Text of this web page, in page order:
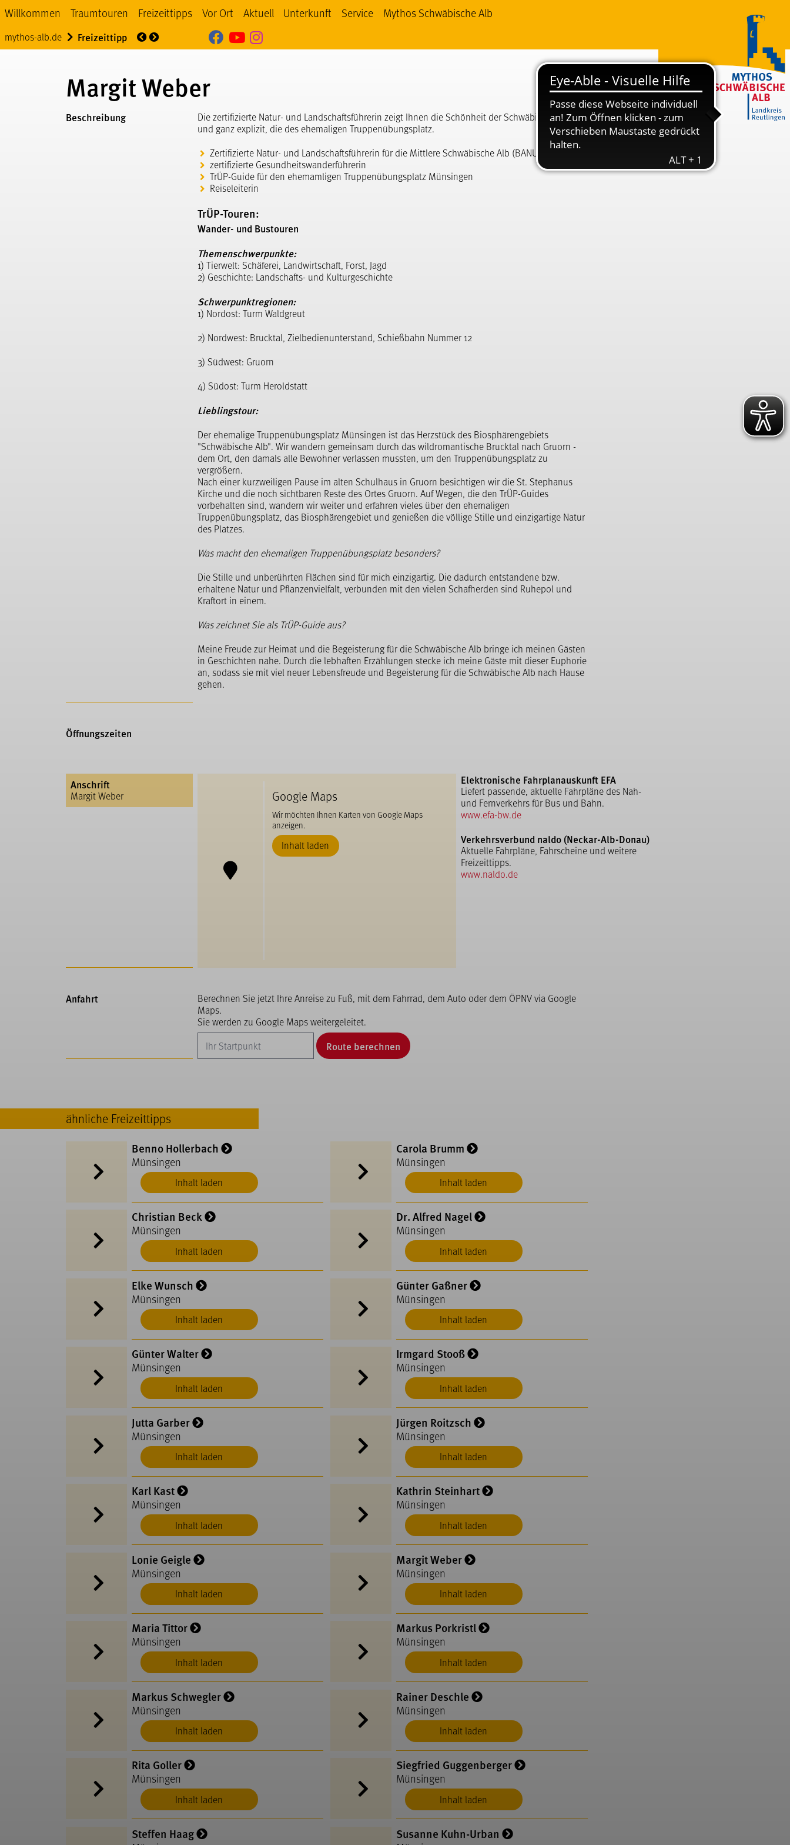
Willkommen Traumtouren Freizeittipps Vor Ort Aktuell Unterkunft Service Mythos Schwäbische Alb
mythos-alb.de Freizeittipp Über uns
Veranstaltung Mythos Schwäbische Alb bei facebook
Mythos Schwäbische Alb bei YouTube
Mythos Schwäbische Alb bei Instagram
Margit Weber
Beschreibung
Die zertifizierte Natur- und Landschaftsführerin zeigt Ihnen die Schönheit der Schwäbischen Alb
und ganz explizit, die des ehemaligen Truppenübungsplatz.
Zertifizierte Natur- und Landschaftsführerin für die Mittlere Schwäbische Alb (BANU)
zertifizierte Gesundheitswanderführerin
TrÜP-Guide für den ehemamligen Truppenübungsplatz Münsingen
Reiseleiterin
TrÜP-Touren:
Wander- und Bustouren
Themenschwerpunkte:
1) Tierwelt: Schäferei, Landwirtschaft, Forst, Jagd
2) Geschichte: Landschafts- und Kulturgeschichte
Schwerpunktregionen:
1) Nordost: Turm Waldgreut
2) Nordwest: Brucktal, Zielbedienunterstand, Schießbahn Nummer 12
3) Südwest: Gruorn
4) Südost: Turm Heroldstatt
Lieblingstour:
Der ehemalige Truppenübungsplatz Münsingen ist das Herzstück des Biosphärengebiets
"Schwäbische Alb". Wir wandern gemeinsam durch das wildromantische Brucktal nach Gruorn -
dem Ort, den damals alle Bewohner verlassen mussten, um den Truppenübungsplatz zu
vergrößern.
Nach einer kurzweiligen Pause im alten Schulhaus in Gruorn besichtigen wir die St. Stephanus
Kirche und die noch sichtbaren Reste des Ortes Gruorn. Auf Wegen, die den TrÜP-Guides
vorbehalten sind, wandern wir weiter und erfahren vieles über den ehemaligen
Truppenübungsplatz, das Biosphärengebiet und genießen die völlige Stille und einzigartige Natur
des Platzes.
Was macht den ehemaligen Truppenübungsplatz besonders?
Die Stille und unberührten Flächen sind für mich einzigartig. Die dadurch entstandene bzw.
erhaltene Natur und Pflanzenvielfalt, verbunden mit den vielen Schafherden sind Ruhepol und
Kraftort in einem.
Was zeichnet Sie als TrÜP-Guide aus?
Meine Freude zur Heimat und die Begeisterung für die Schwäbische Alb bringe ich meinen Gästen
in Geschichten nahe. Durch die lebhaften Erzählungen stecke ich meine Gäste mit dieser Euphorie
an, sodass sie mit viel neuer Lebensfreude und Begeisterung für die Schwäbische Alb nach Hause
gehen.
Öffnungszeiten
Anschrift
Margit Weber Google Maps
Wir möchten Ihnen Karten von Google Maps
anzeigen.
Inhalt laden
Elektronische Fahrplanauskunft EFA
Liefert passende, aktuelle Fahrpläne des Nah-
und Fernverkehrs für Bus und Bahn.
www.efa-bw.de
Verkehrsverbund naldo (Neckar-Alb-Donau)
Aktuelle Fahrpläne, Fahrscheine und weitere
Freizeittipps.
www.naldo.de
Anfahrt
Berechnen Sie jetzt Ihre Anreise zu Fuß, mit dem Fahrrad, dem Auto oder dem ÖPNV via Google
Maps.
Sie werden zu Google Maps weitergeleitet.
Route berechnen
ähnliche Freizeittipps
Inhalt laden
Benno Hollerbach
Münsingen
Inhalt laden
Carola Brumm
Münsingen
Inhalt laden
Christian Beck
Münsingen
Inhalt laden
Dr. Alfred Nagel
Münsingen
Inhalt laden
Elke Wunsch
Münsingen
Inhalt laden
Günter Gaßner
Münsingen
Inhalt laden
Günter Walter
Münsingen
Inhalt laden
Irmgard Stooß
Münsingen
Inhalt laden
Jutta Garber
Münsingen
Inhalt laden
Jürgen Roitzsch
Münsingen
Inhalt laden
Karl Kast
Münsingen
Inhalt laden
Kathrin Steinhart
Münsingen
Inhalt laden
Lonie Geigle
Münsingen
Inhalt laden
Margit Weber
Münsingen
Inhalt laden
Maria Tittor
Münsingen
Inhalt laden
Markus Porkristl
Münsingen
Inhalt laden
Markus Schwegler
Münsingen
Inhalt laden
Rainer Deschle
Münsingen
Inhalt laden
Rita Goller
Münsingen
Inhalt laden
Siegfried Guggenberger
Münsingen
Steffen Haag Susanne Kuhn-Urban